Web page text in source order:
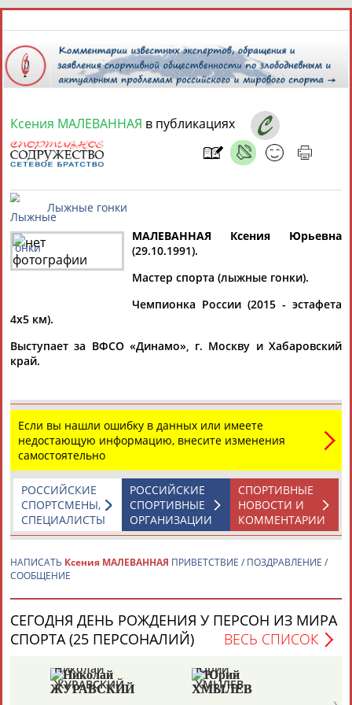
8 августа 2026 года,
СПОРТСМЕНЫ, ТРЕНЕРЫ И СПЕЦИАЛИСТЫ
Найдено: 13181персон Расширенный поиск
Мария
Юлия
АБАРЕНОВ
АБАСОВА
АБАЧАРАЕВ
Ростом
АБАШИДЗЕ
Флюра
АББАТЕ-
БУЛАТОВА
Татьяна
АББЯСОВА
Акжана
АБДИКАРИМОВА
Артур
АБДРАХМАНОВ
Ксения МАЛЕВАННАЯ в публикациях
Лыжные гонки
МАЛЕВАННАЯ Ксения Юрьевна
(29.10.1991).
Мастер спорта (лыжные гонки).
Чемпионка России (2015 - эстафета
4х5 км).
Выступает за ВФСО «Динамо», г. Москву и Хабаровский
край.
Если вы нашли ошибку в данных или имеете
недостающую информацию, внесите изменения
самостоятельно
СПОРТИВНЫЕ
НОВОСТИ И
КОММЕНТАРИИ
РОССИЙСКИЕ
СПОРТИВНЫЕ
ОРГАНИЗАЦИИ
РОССИЙСКИЕ
СПОРТСМЕНЫ,
СПЕЦИАЛИСТЫ
НАПИСАТЬ Ксения МАЛЕВАННАЯ ПРИВЕТСТВИЕ / ПОЗДРАВЛЕНИЕ /
СООБЩЕНИЕ
СЕГОДНЯ ДЕНЬ РОЖДЕНИЯ У ПЕРСОН ИЗ МИРА
СПОРТА (25 ПЕРСОНАЛИЙ)
ВЕСЬ СПИСОК
Николай
ЖУРАВСКИЙ
Юрий
ХМЫЛЕВ